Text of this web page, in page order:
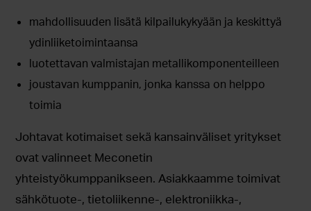
mahdollisuuden lisätä kilpailukykyään ja keskittyä
ydinliiketoimintaansa
luotettavan valmistajan metallikomponenteilleen
joustavan kumppanin, jonka kanssa on helppo
toimia
Johtavat kotimaiset sekä kansainväliset yritykset
ovat valinneet Meconetin
yhteistyökumppanikseen. Asiakkaamme toimivat
sähkötuote-, tietoliikenne-, elektroniikka-,